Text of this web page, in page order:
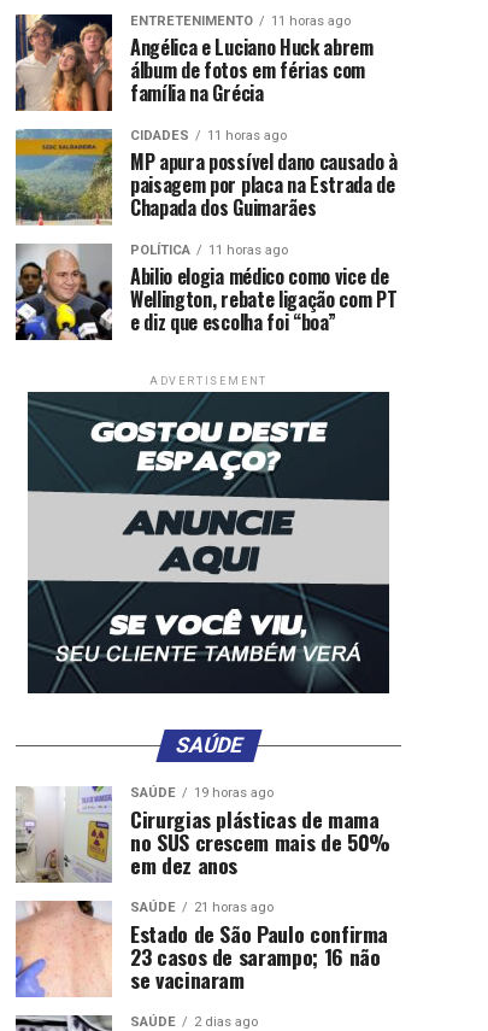
ENTRETENIMENTO 11 horas ago
Angélica e Luciano Huck abrem
álbum de fotos em férias com
família na Grécia
CIDADES 11 horas ago
MP apura possível dano causado à
paisagem por placa na Estrada de
Chapada dos Guimarães
POLÍTICA 11 horas ago
Abilio elogia médico como vice de
Wellington, rebate ligação com PT
e diz que escolha foi “boa”
ADVERTISEMENT
SAÚDE
SAÚDE 19 horas ago
Cirurgias plásticas de mama
no SUS crescem mais de 50%
em dez anos
SAÚDE 21 horas ago
Estado de São Paulo confirma
23 casos de sarampo; 16 não
se vacinaram
SAÚDE 2 dias ago